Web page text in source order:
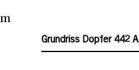
Grundriss Dopfer 442 A